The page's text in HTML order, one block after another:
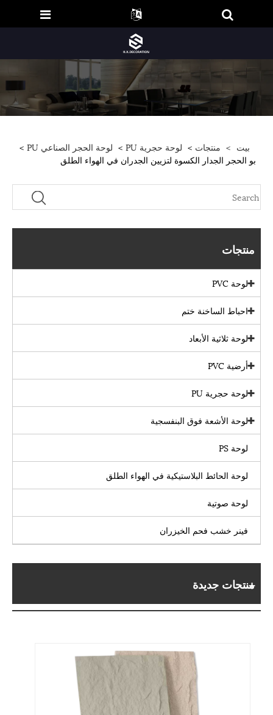
بيت > منتجات > لوحة حجرية PU > لوحة الحجر الصناعي PU
>
بو الحجر الجدار الكسوة لتزيين الجدران في الهواء الطلق
منتجات
لوحة PVC
احباط الساخنة ختم
لوحة ثلاثية الأبعاد
أرضية PVC
لوحة حجرية PU
لوحة الأشعة فوق البنفسجية
لوحة PS
لوحة الحائط البلاستيكية في الهواء الطلق
لوحة صوتية
فينر خشب فحم الخيزران
منتجات جديدة